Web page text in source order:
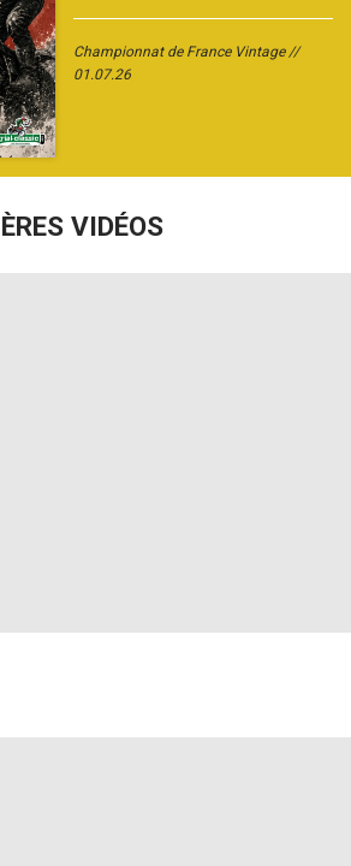
Championnat de France Vintage
01.07.26
VIDÉOS